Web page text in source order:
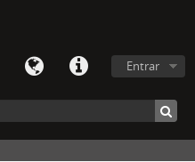
Entrar